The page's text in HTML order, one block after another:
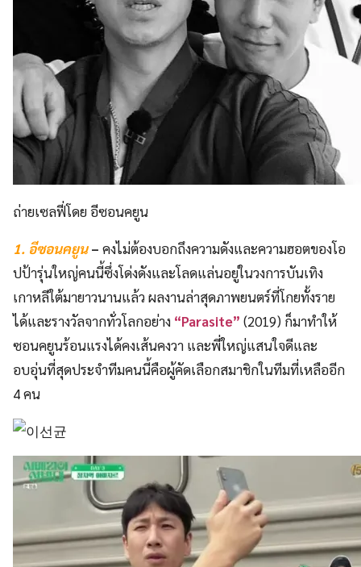
ถ่ายเซลฟี่โดย อีซอนคยูน
1. อีซอนคยูน– คงไม่ต้องบอกถึงความดังและความฮอตของโอ
ปป้ารุ่นใหญ่คนนี้ซึ่งโด่งดังและโลดแล่นอยู่ในวงการบันเทิง
เกาหลีใต้มายาวนานแล้ว ผลงานล่าสุดภาพยนตร์ที่โกยทั้งราย
ได้และรางวัลจากทั่วโลกอย่าง “Parasite” (2019) ก็มาทำให้
ซอนคยูนร้อนแรงได้คงเส้นคงวา และพี่ใหญ่แสนใจดีและ
อบอุ่นที่สุดประจำทีมคนนี้คือผู้คัดเลือกสมาชิกในทีมที่เหลืออีก
4 คน